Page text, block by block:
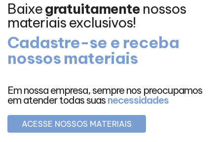
Baixegratuitamente nossos
materiais exclusivos!
Cadastre-se e receba
nossos materiais
Em nossa empresa, sempre nos preocupamos
em atender todas suas necessidades
ACESSE NOSSOS MATERIAIS